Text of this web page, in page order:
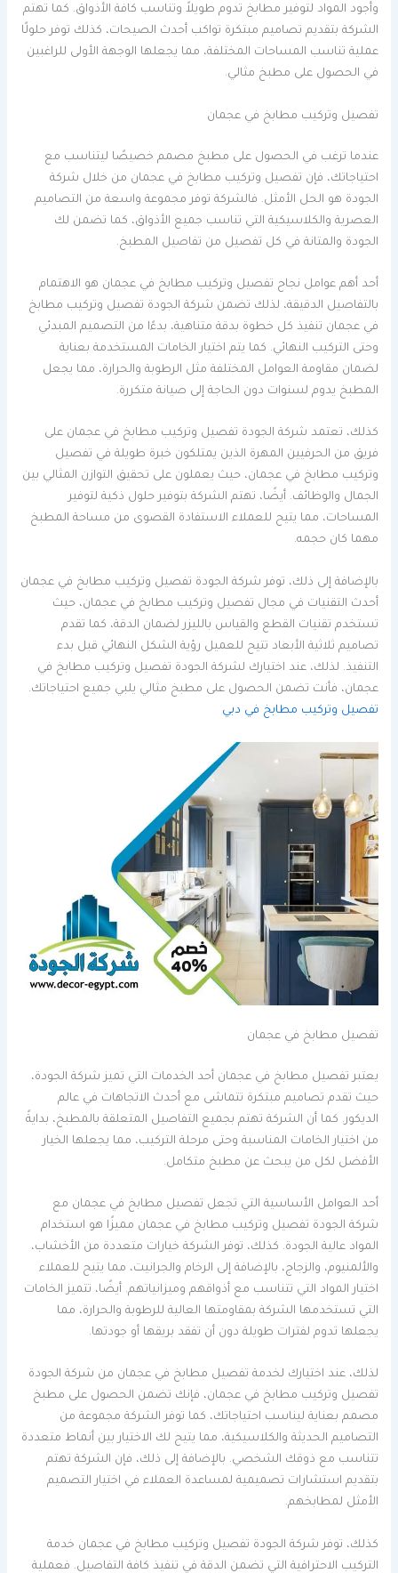
وأجود المواد لتوفير مطابخ تدوم طويلاً وتناسب كافة الأذواق. كما تهتم
الشركة بتقديم تصاميم مبتكرة تواكب أحدث الصيحات، كذلك توفر حلولًا
عملية تناسب المساحات المختلفة، مما يجعلها الوجهة الأولى للراغبين
في الحصول على مطبخ مثالي.
تفصيل وتركيب مطابخ في عجمان
عندما ترغب في الحصول على مطبخ مصمم خصيصًا ليتناسب مع
احتياجاتك، فإن تفصيل وتركيب مطابخ في عجمان من خلال شركة
الجودة هو الحل الأمثل. فالشركة توفر مجموعة واسعة من التصاميم
العصرية والكلاسيكية التي تناسب جميع الأذواق، كما تضمن لك
الجودة والمتانة في كل تفصيل من تفاصيل المطبخ.
أحد أهم عوامل نجاح تفصيل وتركيب مطابخ في عجمان هو الاهتمام
بالتفاصيل الدقيقة، لذلك تضمن شركة الجودة تفصيل وتركيب مطابخ
في عجمان تنفيذ كل خطوة بدقة متناهية، بدءًا من التصميم المبدئي
وحتى التركيب النهائي. كما يتم اختيار الخامات المستخدمة بعناية
لضمان مقاومة العوامل المختلفة مثل الرطوبة والحرارة، مما يجعل
المطبخ يدوم لسنوات دون الحاجة إلى صيانة متكررة.
كذلك، تعتمد شركة الجودة تفصيل وتركيب مطابخ في عجمان على
فريق من الحرفيين المهرة الذين يمتلكون خبرة طويلة في تفصيل
وتركيب مطابخ في عجمان، حيث يعملون على تحقيق التوازن المثالي بين
الجمال والوظائف. أيضًا، تهتم الشركة بتوفير حلول ذكية لتوفير
المساحات، مما يتيح للعملاء الاستفادة القصوى من مساحة المطبخ
مهما كان حجمه.
بالإضافة إلى ذلك، توفر شركة الجودة تفصيل وتركيب مطابخ في عجمان
أحدث التقنيات في مجال تفصيل وتركيب مطابخ في عجمان، حيث
تستخدم تقنيات القطع والقياس بالليزر لضمان الدقة، كما تقدم
تصاميم ثلاثية الأبعاد تتيح للعميل رؤية الشكل النهائي قبل بدء
التنفيذ. لذلك، عند اختيارك لشركة الجودة تفصيل وتركيب مطابخ في
عجمان، فأنت تضمن الحصول على مطبخ مثالي يلبي جميع احتياجاتك.
تفصيل وتركيب مطابخ في دبي
تفصيل مطابخ في عجمان
يعتبر تفصيل مطابخ في عجمان أحد الخدمات التي تميز شركة الجودة،
حيث تقدم تصاميم مبتكرة تتماشى مع أحدث الاتجاهات في عالم
الديكور. كما أن الشركة تهتم بجميع التفاصيل المتعلقة بالمطبخ، بدايةً
من اختيار الخامات المناسبة وحتى مرحلة التركيب، مما يجعلها الخيار
الأفضل لكل من يبحث عن مطبخ متكامل.
أحد العوامل الأساسية التي تجعل تفصيل مطابخ في عجمان مع
شركة الجودة تفصيل وتركيب مطابخ في عجمان مميزًا هو استخدام
المواد عالية الجودة. كذلك، توفر الشركة خيارات متعددة من الأخشاب،
والألمنيوم، والزجاج، بالإضافة إلى الرخام والجرانيت، مما يتيح للعملاء
اختيار المواد التي تتناسب مع أذواقهم وميزانياتهم. أيضًا، تتميز الخامات
التي تستخدمها الشركة بمقاومتها العالية للرطوبة والحرارة، مما
يجعلها تدوم لفترات طويلة دون أن تفقد بريقها أو جودتها.
لذلك، عند اختيارك لخدمة تفصيل مطابخ في عجمان من شركة الجودة
تفصيل وتركيب مطابخ في عجمان، فإنك تضمن الحصول على مطبخ
مصمم بعناية ليناسب احتياجاتك، كما توفر الشركة مجموعة من
التصاميم الحديثة والكلاسيكية، مما يتيح لك الاختيار بين أنماط متعددة
تتناسب مع ذوقك الشخصي. بالإضافة إلى ذلك، فإن الشركة تهتم
بتقديم استشارات تصميمية لمساعدة العملاء في اختيار التصميم
الأمثل لمطابخهم.
كذلك، توفر شركة الجودة تفصيل وتركيب مطابخ في عجمان خدمة
التركيب الاحترافية التي تضمن الدقة في تنفيذ كافة التفاصيل. فعملية